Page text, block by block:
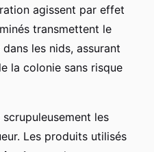
agissent par effet
transmettent le
les nids, assurant
la colonie sans risque
les
Les produits utilisés